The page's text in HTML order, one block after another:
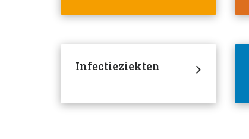
Infectieziekten